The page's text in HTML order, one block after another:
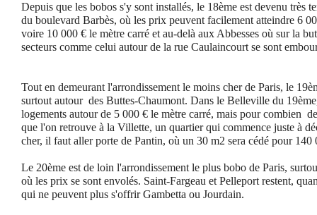
Depuis que les bobos s'y sont installés, le 18ème est devenu très
du boulevard Barbès, où les prix peuvent facilement atteindre 6
voire 10 000 € le mètre carré et au-delà aux Abbesses où sur la
secteurs comme celui autour de la rue Caulaincourt se sont
Tout en demeurant l'arrondissement le moins cher de Paris, le
surtout autour des Buttes-Chaumont. Dans le Belleville du
logements autour de 5 000 € le mètre carré, mais pour combien
que l'on retrouve à la Villette, un quartier qui commence juste à
cher, il faut aller porte de Pantin, où un 30 m2 sera cédé pour 140
Le 20ème est de loin l'arrondissement le plus bobo de Paris,
où les prix se sont envolés. Saint-Fargeau et Pelleport restent,
qui ne peuvent plus s'offrir Gambetta ou Jourdain.